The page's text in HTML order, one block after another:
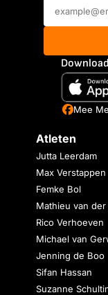
Mee
Atleten
Jutta Leerdam
Max Verstappen
Femke Bol
Mathieu van der
Rico Verhoeven
Michael van
Jenning de Boo
Sifan Hassan
Suzanne